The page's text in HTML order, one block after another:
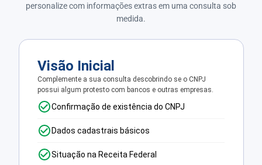
personalize com informações extras em uma consulta sob
medida.
Visão Inicial
Complemente a sua consulta descobrindo se o CNPJ
possui algum protesto com bancos e outras empresas.
Confirmação de existência do CNPJ
Dados cadastrais básicos
Situação na Receita Federal